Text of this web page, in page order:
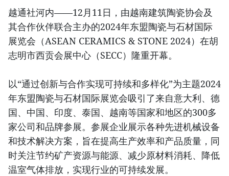
越通社河内——12月11日，由越南建筑陶瓷协会及
其合作伙伴联合主办的2024年东盟陶瓷与石材国际
展览会（ASEAN CERAMICS & STONE 2024）在胡
志明市西贡会展中心（SECC）隆重开幕。
以“通过创新与合作实现可持续和多样化”为主题2024
年东盟陶瓷与石材国际展览会吸引了来自意大利、德
国、中国、印度、泰国、越南等国家和地区的300多
家公司和品牌参展。参展企业展示各种先进机械设备
和技术解决方案，旨在提高生产效率和产品质量，同
时关注节约矿产资源与能源、减少原材料消耗、降低
温室气体排放，实现行业的可持续发展。